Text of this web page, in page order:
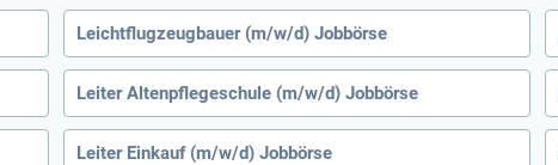
Leichtflugzeugbauer (m/w/d) Jobbörse
Leiter Altenpflegeschule (m/w/d) Jobbörse
Leiter Einkauf (m/w/d) Jobbörse